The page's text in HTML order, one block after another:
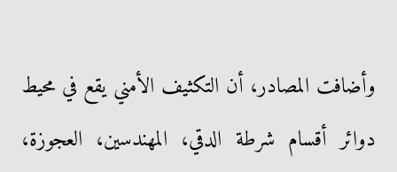
وأضافت المصادر، أن التكثيف الأمني يقع في محيط
دوائر أقسام شرطة الدقي، المهندسين، العجوزة،